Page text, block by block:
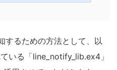
するための方法として、以
いる「line_notify_lib.ex4」